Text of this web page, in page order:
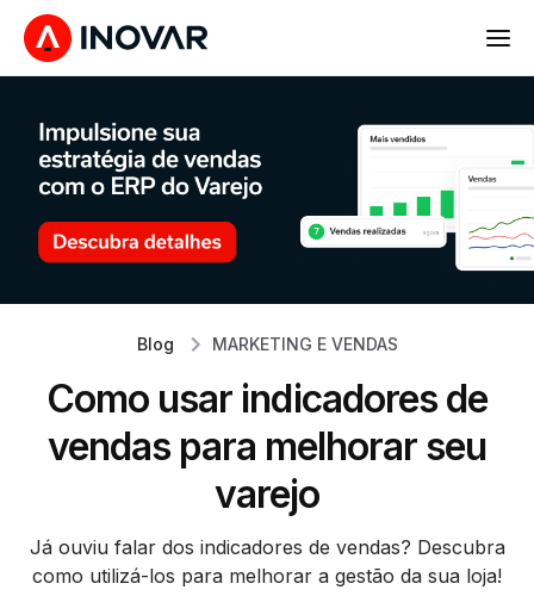
Blog MARKETING E VENDAS
Como usar indicadores de
vendas para melhorar seu
varejo
Já ouviu falar dos indicadores de vendas? Descubra
como utilizá-los para melhorar a gestão da sua loja!